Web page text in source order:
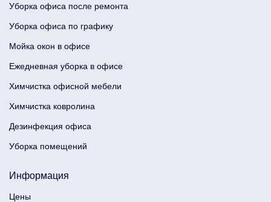
Уборка офиса после ремонта
Уборка офиса по графику
Мойка окон в офисе
Ежедневная уборка в офисе
Химчистка офисной мебели
Химчистка ковролина
Дезинфекция офиса
Уборка помещений
Информация
Цены